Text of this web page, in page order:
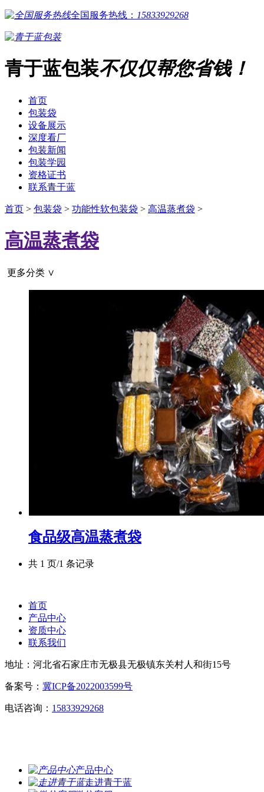
全国服务热线： 15833929268
青于蓝包装不仅仅帮您省钱！
首页
包装袋
设备展示
深度看厂
包装新闻
包装学园
资格证书
联系青于蓝
首页 > 包装袋 > 功能性软包装袋 > 高温蒸煮袋 >
高温蒸煮袋
更多分类 ∨
食品级高温蒸煮袋
共 1 页/1 条记录
首页
产品中心
资质中心
联系我们
地址：河北省石家庄市无极县无极镇东关村人和街15号
备案号： 冀ICP备2022003599号
电话咨询： 15833929268
产品中心
走进青于蓝